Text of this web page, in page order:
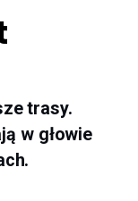
trasy.
w głowie